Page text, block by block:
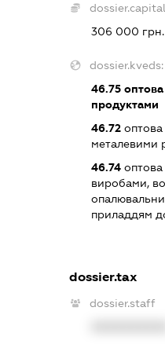
306 000 грн.
dossier.kveds:
46.75оптова
продуктами
46.72оптова
металевими
46.74оптова
виробами,
приладдям
dossier.tax
dossier.staff